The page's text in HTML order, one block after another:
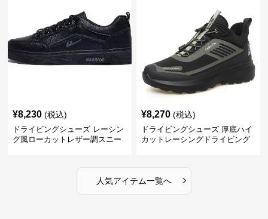
¥8,230 (税込)
ドライビングシューズ レーシン
グ風ローカットレザー調スニー
¥8,270 (税込)
ドライビングシューズ 厚底ハイ
カットレーシングドライビング
人気アイテム一覧へ ›